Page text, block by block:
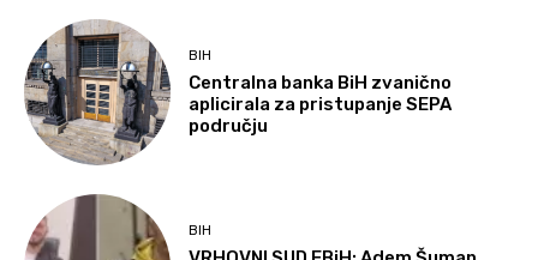
BIH
Centralna banka BiH zvanično
aplicirala za pristupanje SEPA
području
BIH